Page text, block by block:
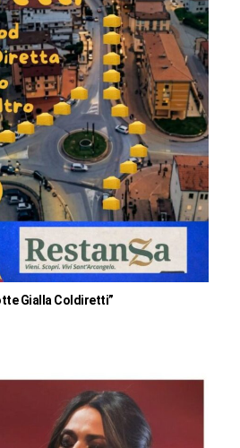
Gialla Coldiretti”